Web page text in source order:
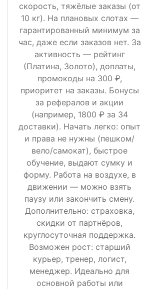
скорость, тяжёлые заказы (от
10 кг). На плановых слотах —
гарантированный минимум за
час, даже если заказов нет. За
активность — рейтинг
(Платина, Золото), доплаты,
промокоды на 300 ₽,
приоритет на заказы. Бонусы
за рефералов и акции
(например, 1800 ₽ за 34
доставки). Начать легко: опыт
и права не нужны (пешком/
вело/самокат), быстрое
обучение, выдают сумку и
форму. Работа на воздухе, в
движении — можно взять
паузу или закончить смену.
Дополнительно: страховка,
скидки от партнёров,
круглосуточная поддержка.
Возможен рост: старший
курьер, тренер, логист,
менеджер. Идеально для
основной работы или